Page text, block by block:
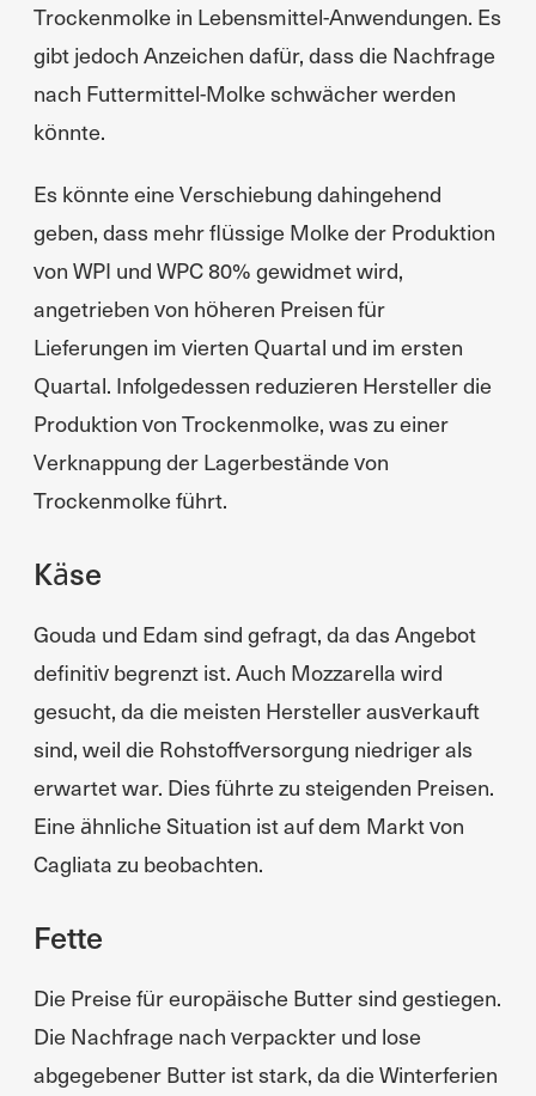
Trockenmolke in Lebensmittel-Anwendungen. Es
gibt jedoch Anzeichen dafür, dass die Nachfrage
nach Futtermittel-Molke schwächer werden
könnte.
Es könnte eine Verschiebung dahingehend
geben, dass mehr flüssige Molke der Produktion
von WPI und WPC 80% gewidmet wird,
angetrieben von höheren Preisen für
Lieferungen im vierten Quartal und im ersten
Quartal. Infolgedessen reduzieren Hersteller die
Produktion von Trockenmolke, was zu einer
Verknappung der Lagerbestände von
Trockenmolke führt.
Käse
Gouda und Edam sind gefragt, da das Angebot
definitiv begrenzt ist. Auch Mozzarella wird
gesucht, da die meisten Hersteller ausverkauft
sind, weil die Rohstoffversorgung niedriger als
erwartet war. Dies führte zu steigenden Preisen.
Eine ähnliche Situation ist auf dem Markt von
Cagliata zu beobachten.
Fette
Die Preise für europäische Butter sind gestiegen.
Die Nachfrage nach verpackter und lose
abgegebener Butter ist stark, da die Winterferien